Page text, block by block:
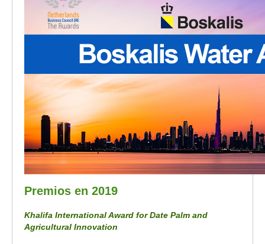
Premios en 2019
Khalifa International Award for Date Palm and
Agricultural Innovation